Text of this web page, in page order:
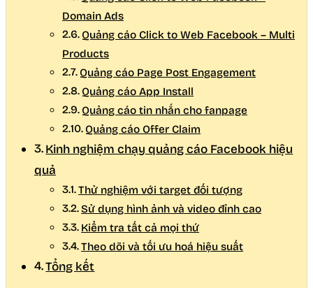
Domain Ads
Quảng cáo Click to Web Facebook – Multi
Products
Quảng cáo Page Post Engagement
Quảng cáo App Install
Quảng cáo tin nhắn cho fanpage
Quảng cáo Offer Claim
Kinh nghiệm chạy quảng cáo Facebook hiệu
quả
Thử nghiệm với target đối tượng
Sử dụng hình ảnh và video đỉnh cao
Kiểm tra tất cả mọi thứ
Theo dõi và tối ưu hoá hiệu suất
Tổng kết